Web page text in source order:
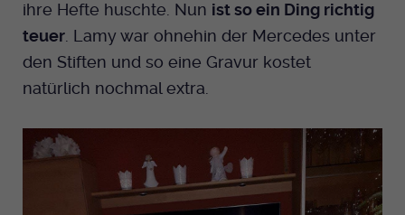
ihre Hefte huschte. Nun ist so ein Ding richtig
teuer . Lamy war ohnehin der Mercedes unter
den Stiften und so eine Gravur kostet
natürlich nochmal extra.